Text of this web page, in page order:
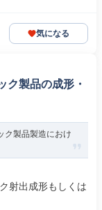
気になる
ク製品の成形・
ク製品製造におけ
射出成形もしくは